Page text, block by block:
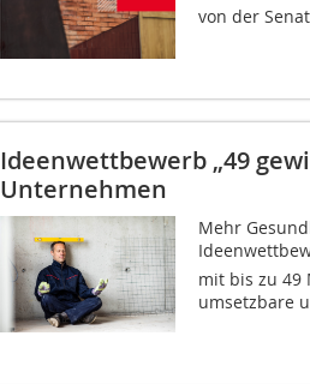
von der
Ideenwettbewerb „49
Unternehmen
Mehr
mit bis zu 49
umsetzbare